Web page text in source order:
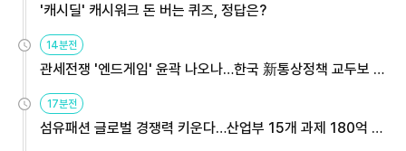
'캐시딜' 캐시워크 돈 버는 퀴즈, 정답은?
14분전
관세전쟁 '엔드게임' 윤곽 나오나…한국 新통상정책 교두보 활
17분전
섬유패션 글로벌 경쟁력 키운다…산업부 15개 과제 180억 지